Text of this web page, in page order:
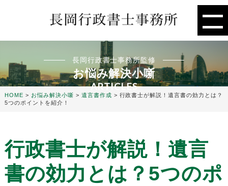
長岡行政書士事務所監修
お悩み解決小噺
ARTICLES
HOME > お悩み解決小噺 > 遺言書作成 > 行政書士が解説！遺言書の効力とは？
5つのポイントを紹介！
行政書士が解説！遺言
書の効力とは？5つのポ